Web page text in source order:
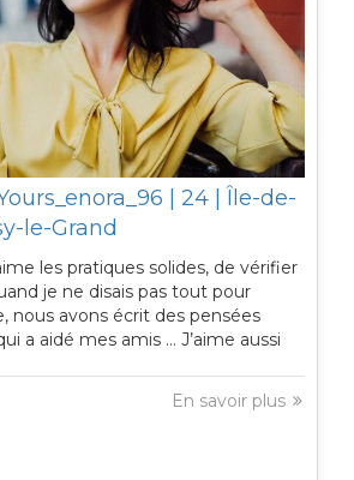
| 24 | Île-de-
le-Grand
les pratiques solides, de vérifier
je ne disais pas tout pour
nous avons écrit des pensées
a aidé mes amis … J’aime aussi
En savoir plus